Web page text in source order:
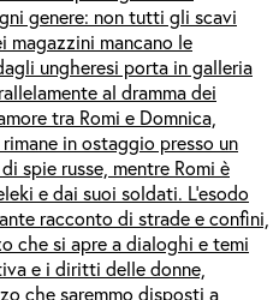
genere: non tutti gli scavi
mancano le
ungheresi porta in galleria
al dramma dei
tra Romi e Domnica,
in ostaggio presso un
spie russe, mentre Romi è
e dai suoi soldati. L’esodo
racconto di strade e confini,
che si apre a dialoghi e temi
e i diritti delle donne,
che saremmo disposti a